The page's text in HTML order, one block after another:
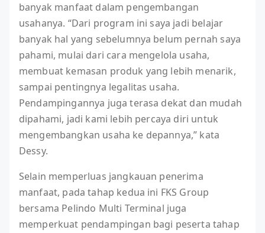
banyak manfaat dalam pengembangan
usahanya. “Dari program ini saya jadi belajar
banyak hal yang sebelumnya belum pernah saya
pahami, mulai dari cara mengelola usaha,
membuat kemasan produk yang lebih menarik,
sampai pentingnya legalitas usaha.
Pendampingannya juga terasa dekat dan mudah
dipahami, jadi kami lebih percaya diri untuk
mengembangkan usaha ke depannya,” kata
Dessy.
Selain memperluas jangkauan penerima
manfaat, pada tahap kedua ini FKS Group
bersama Pelindo Multi Terminal juga
memperkuat pendampingan bagi peserta tahap